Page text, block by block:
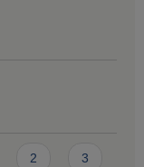
2 3